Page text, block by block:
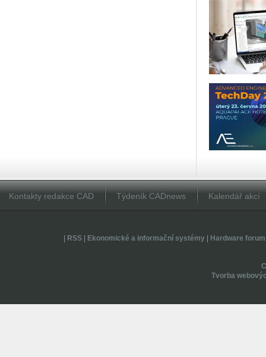
Kontakty redakce CAD Týdeník CADnews Kalendář akcí
RSS| Ekonomické a informační systémy| Hardware forum
Tvorba